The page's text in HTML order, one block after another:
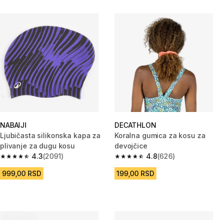
NABAIJI
Ljubičasta silikonska kapa za
plivanje za dugu kosu
4.3
4.3 od 5 zvezdica from 2091 Recenzije
(2091)
999,00 RSD
DECATHLON
Koralna gumica za kosu za
devojčice
4.8
4.8 od 5 zvezdica from 626
(626)
199,00 RSD